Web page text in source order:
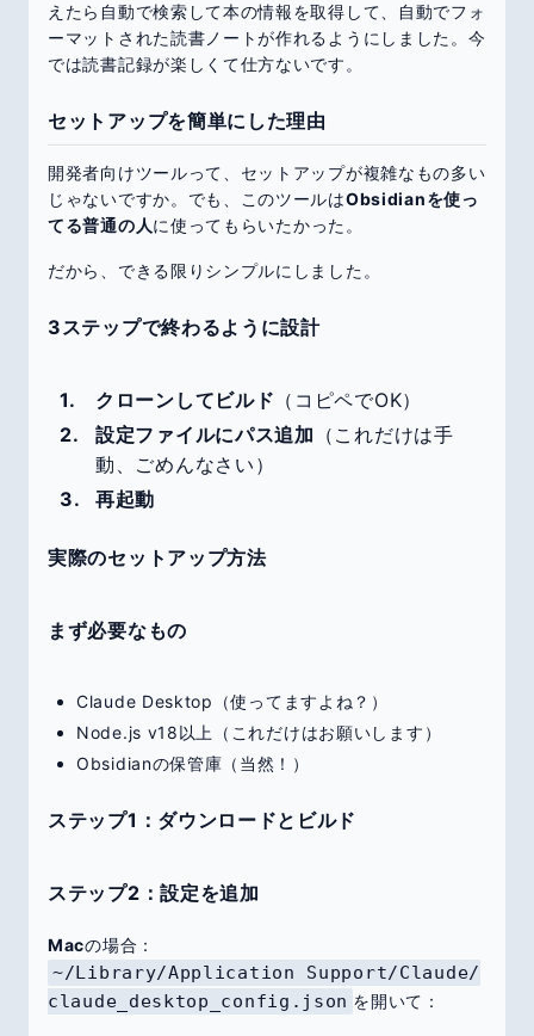
えたら自動で検索して本の情報を取得して、自動でフォ
ーマットされた読書ノートが作れるようにしました。今
では読書記録が楽しくて仕方ないです。
セットアップを簡単にした理由
開発者向けツールって、セットアップが複雑なもの多い
じゃないですか。でも、このツールはObsidianを使っ
てる普通の人に使ってもらいたかった。
だから、できる限りシンプルにしました。
3ステップで終わるように設計
クローンしてビルド （コピペでOK）
設定ファイルにパス追加 （これだけは手
動、ごめんなさい）
再起動
実際のセットアップ方法
まず必要なもの
Claude Desktop（使ってますよね？）
Node.js v18以上（これだけはお願いします）
Obsidianの保管庫（当然！）
ステップ1：ダウンロードとビルド
ステップ2：設定を追加
Macの場合：
~/Library/Application Support/Claude/
claude_desktop_config.json を開いて：